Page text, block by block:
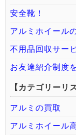
安全靴！
アルミホイール
不用品回収サー
お友達紹介制度
【カテゴリーリ
アルミの買取
アルミホイール